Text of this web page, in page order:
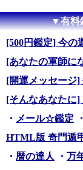
▼有料
[500円鑑定] 今の
[あなたの軍師に
[開運メッセージ]
[そんなあなたに]
・ メール☆鑑定 ・
HTML版 奇門遁
・ 暦の達人 ・ 万